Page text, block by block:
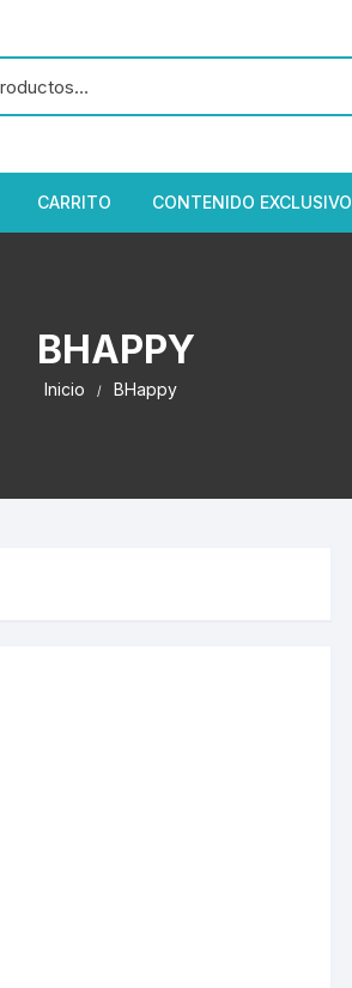
CARRITO CONTENIDO EXCLUSIVO
BHAPPY
Inicio BHappy